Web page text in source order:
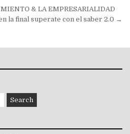
& LA EMPRESARIALIDAD
la final superate con el saber 2.0 →